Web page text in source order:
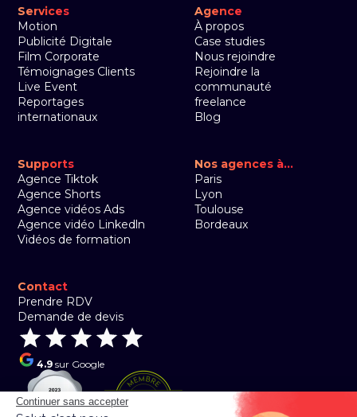
Continuer sans accepter
Services
Motion
Publicité Digitale
Film Corporate
Témoignages Clients
Live Event
Reportages
internationaux
Agence
À propos
Case studies
Nous rejoindre
Rejoindre la
communauté
freelance
Blog
Supports
Agence Tiktok
Agence Shorts
Agence vidéos Ads
Agence vidéo Linkedln
Vidéos de formation
Nos agences à...
Paris
Lyon
Toulouse
Bordeaux
Contact
Prendre RDV
Demande de devis
4.9sur Google